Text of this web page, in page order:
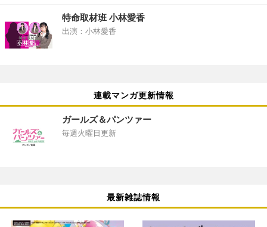
特命取材班 小林愛香
出演：小林愛香
連載マンガ更新情報
ガールズ＆パンツァー
毎週火曜日更新
最新雑誌情報